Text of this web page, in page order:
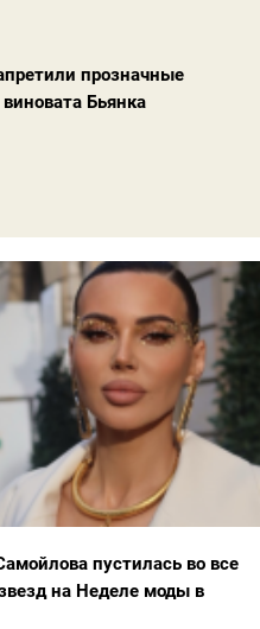
прозначные
Бьянка
пустилась во все
на Неделе моды в